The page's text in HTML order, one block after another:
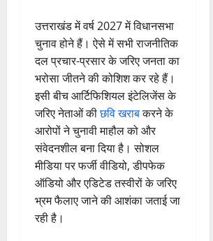
उत्तराखंड में वर्ष 2027 में विधानसभा
चुनाव होने हैं। ऐसे में सभी राजनीतिक
दल प्रचार-प्रसार के जरिए जनता का
भरोसा जीतने की कोशिश कर रहे हैं।
इसी बीच आर्टिफिशियल इंटेलिजेंस के
जरिए नेताओं कीछवि खराबकरने के
आरोपों ने चुनावी माहौल को और
संवेदनशील बना दिया है। सोशल
मीडिया पर फर्जी वीडियो, डीपफेक
ऑडियो और एडिटेड तस्वीरों के जरिए
भ्रम फैलाए जाने की आशंका जताई जा
रही है।